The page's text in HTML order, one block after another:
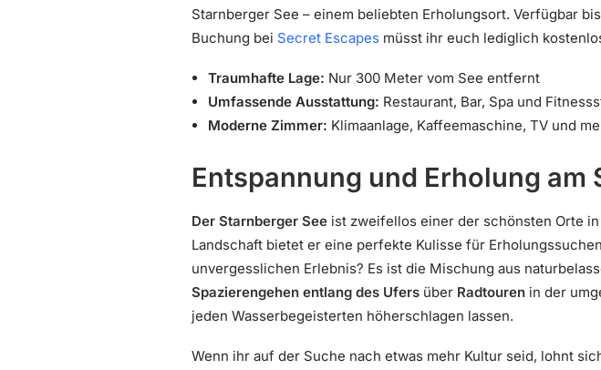
Starnberger See – einem beliebten Erholungsort. Verfügbar
Buchung bei Secret Escapes müsst ihr euch lediglich
Traumhafte Lage: Nur 300 Meter vom See entfernt
Umfassende Ausstattung: Restaurant, Bar, Spa und
Moderne Zimmer: Klimaanlage, Kaffeemaschine, TV und
Entspannung und Erholung am
Der Starnberger See ist zweifellos einer der schönsten Orte
Landschaft bietet er eine perfekte Kulisse für
unvergesslichen Erlebnis? Es ist die Mischung aus
Spazierengehen entlang des Ufers über Radtouren in der
jeden Wasserbegeisterten höherschlagen lassen.
Wenn ihr auf der Suche nach etwas mehr Kultur seid, lohnt